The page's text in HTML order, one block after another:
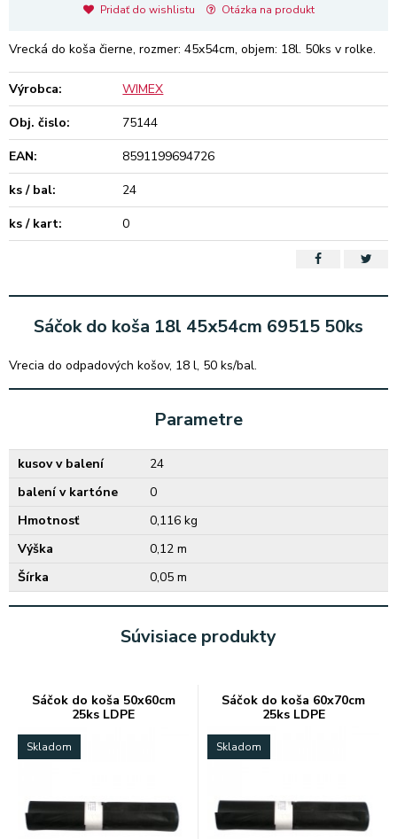
Pridať do wishlistu Otázka na produkt
Vrecká do koša čierne, rozmer: 45x54cm, objem: 18l. 50ks v rolke.
Výrobca:
WIMEX
Obj. čislo:
75144
EAN:
8591199694726
ks / bal:
24
ks / kart:
0
Sáčok do koša 18l 45x54cm 69515 50ks
Vrecia do odpadových košov, 18 l, 50 ks/bal.
Parametre
kusov v balení
24
balení v kartóne
0
Hmotnosť
0,116 kg
Výška
0,12 m
Šírka
0,05 m
Súvisiace produkty
Sáčok do koša 50x60cm
25ks LDPE
Skladom
Sáčok do koša 60x70cm
25ks LDPE
Skladom